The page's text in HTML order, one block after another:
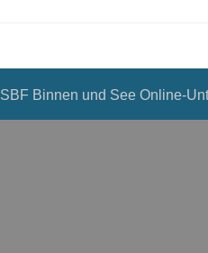
SBF Binnen und See Online-